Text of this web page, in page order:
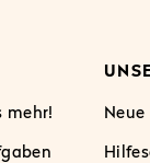
mehr!